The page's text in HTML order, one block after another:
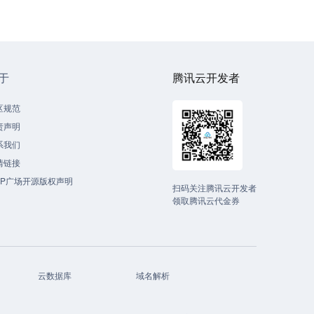
规范
声明
我们
链接
广场开源版权声明
腾讯云开发者
扫码关注腾讯云开发者
领取腾讯云代金券
云数据库 域名解析